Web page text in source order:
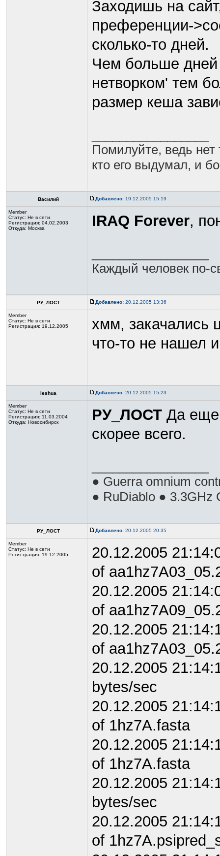
Заходишь на
преференции-
сколько-то дней.
Чем больше дней
нетворком' тем
размер кеша
Помилуйте, ведь нет
кто его выдумал, и
Василий Добавлено: 19.12.2005 15:19
Member
Статус: Не в сети
Регистрация: 04.02.2003
Откуда: Москва
IRAQ Forever,
Каждый человек по-
РУ_ЛОСТ Добавлено: 20.12.2005 13:36
Member
Статус: Не в сети
Регистрация: 19.12.2005
хмм, закачались
что-то не нашел
Ieshua Добавлено: 20.12.2005 15:23
Member
Статус: Не в сети
Регистрация: 11.03.2004
Откуда: Новосибирск
РУ_ЛОСТ Да еще
скорее всего.
● Guerra omnium
● RuDiablo ● 3.3GHz
РУ_ЛОСТ Добавлено: 20.12.2005 20:35
Member
Статус: Не в сети
Регистрация: 19.12.2005
20.12.2005
of
20.12.2005
of
20.12.2005
of
20.12.2005
bytes/sec
20.12.2005
of 1hz7A.fasta
20.12.2005
of 1hz7A.fasta
20.12.2005
bytes/sec
20.12.2005
of